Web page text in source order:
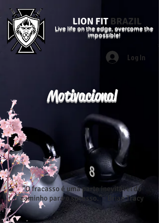
LION FIT BRAZIL
Live life on the edge, overcome the
impossible!
Log In
Motivacional
"O fracasso é uma parte inevitável do
caminho para o sucesso." - Brian Tracy